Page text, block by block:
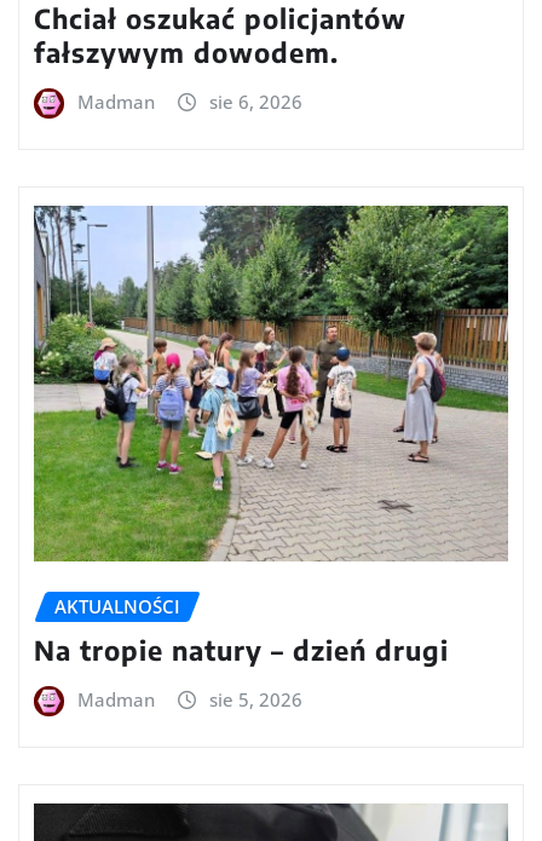
Chciał oszukać policjantów
fałszywym dowodem.
Madman sie 6, 2026
AKTUALNOŚCI
Na tropie natury – dzień drugi
Madman sie 5, 2026